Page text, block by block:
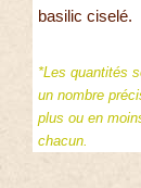
basilic ciselé.
*Les quantités
un nombre
plus ou en
chacun.